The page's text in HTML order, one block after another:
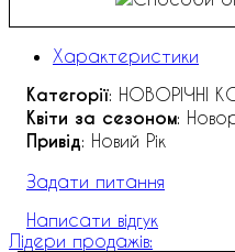
Характеристики
Категорії: НОВОРІЧНІ
Квіти за сезоном:
Привід: Новий Рік
Задати питання
Написати відгук
Лідери продажів: